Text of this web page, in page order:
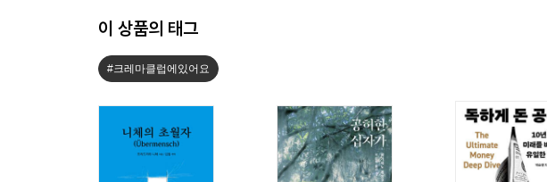
이 상품의 태그
#크레마클럽에있어요